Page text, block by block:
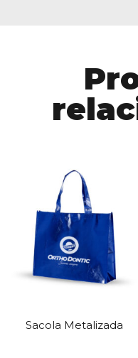
Sacola Metalizada